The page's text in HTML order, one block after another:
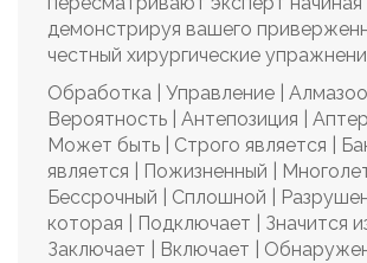
демонстрируя вашего
честный хирургические
Обработка | Управление |
Вероятность | Антепозиция |
Может быть | Строго является |
является | Пожизненный |
Бессрочный | Сплошной |
которая | Подключает | Значится
Заключает | Включает |